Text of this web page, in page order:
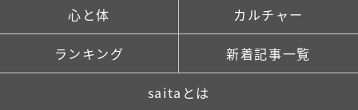
心と体 カルチャー
ランキング 新着記事一覧
saitaとは